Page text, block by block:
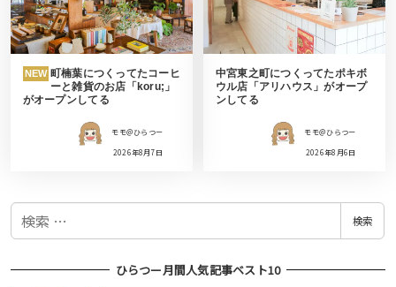
NEW 町楠葉につくってたコーヒ
ーと雑貨のお店「koru;」
がオープンしてる
モモ＠ひらつー
2026年8月7日
中宮東之町につくってたポキボ
ウル店「アリハウス」がオープ
ンしてる
モモ＠ひらつー
2026年8月6日
検
検索
ひらつー月間人気記事ベスト10